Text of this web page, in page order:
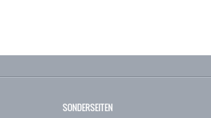
SONDERSEITEN